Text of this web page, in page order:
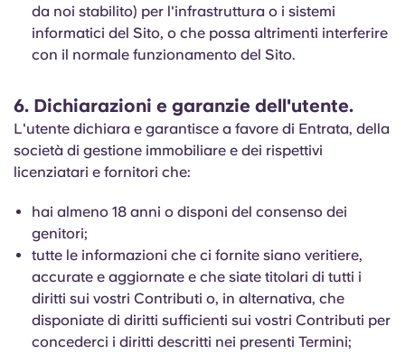
da noi stabilito) per l'infrastruttura o i sistemi
informatici del Sito, o che possa altrimenti interferire
con il normale funzionamento del Sito.
6. Dichiarazioni e garanzie dell'utente.
L'utente dichiara e garantisce a favore di Entrata, della
società di gestione immobiliare e dei rispettivi
licenziatari e fornitori che:
hai almeno 18 anni o disponi del consenso dei
genitori;
tutte le informazioni che ci fornite siano veritiere,
accurate e aggiornate e che siate titolari di tutti i
diritti sui vostri Contributi o, in alternativa, che
disponiate di diritti sufficienti sui vostri Contributi per
concederci i diritti descritti nei presenti Termini;